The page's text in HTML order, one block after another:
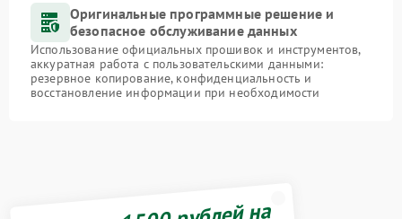
Оригинальные программные решение и
безопасное обслуживание данных
Использование официальных прошивок и инструментов,
аккуратная работа с пользовательскими данными:
резервное копирование, конфиденциальность и
восстановление информации при необходимости